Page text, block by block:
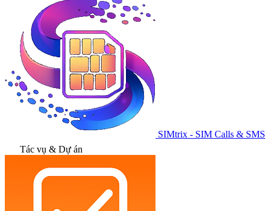
SIMtrix - SIM Calls & SMS
Tác vụ & Dự án